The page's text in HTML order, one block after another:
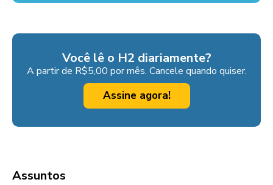
Você lê o H2 diariamente?
A partir de R$5,00 por mês. Cancele quando quiser.
Assine agora!
Assuntos